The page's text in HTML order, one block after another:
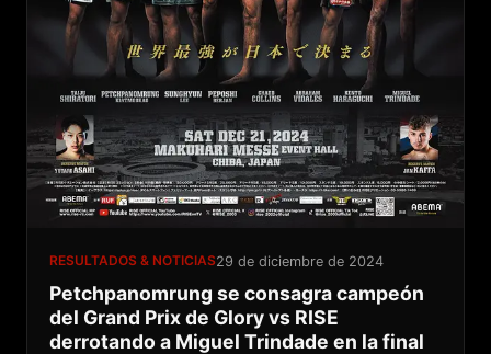
RESULTADOS & NOTICIAS29 de diciembre de 2024
Petchpanomrung se consagra campeón
del Grand Prix de Glory vs RISE
derrotando a Miguel Trindade en la final